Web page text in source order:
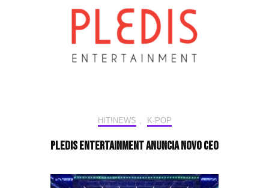
HIT!NEWS , K-POP
PLEDIS Entertainment anuncia novo CEO